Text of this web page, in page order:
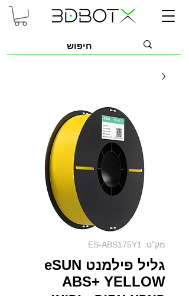
מק"ט: ES-ABS175Y1
גליל פילמנט eSUN
ABS+ YELLOW